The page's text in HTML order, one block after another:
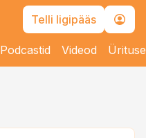
Telli ligipääs
Podcastid Videod